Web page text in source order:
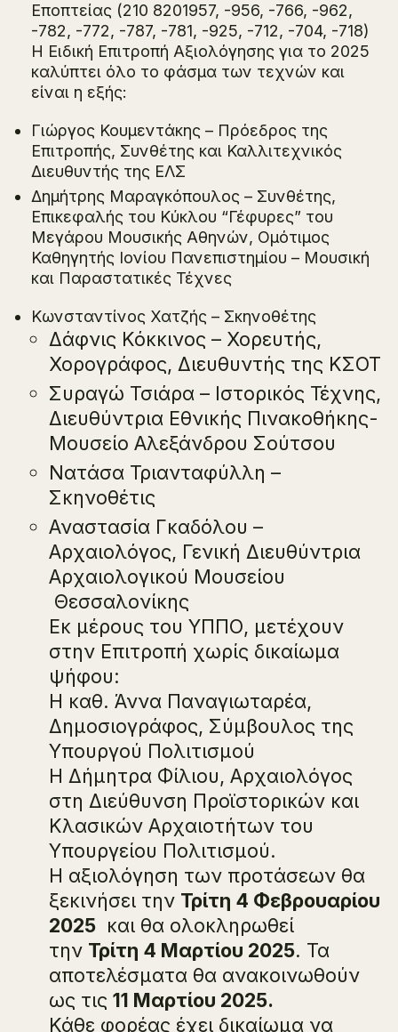
Εποπτείας (210 8201957, -956, -766, -962,
-782, -772, -787, -781, -925, -712, -704, -718)
Η Ειδική Επιτροπή Αξιολόγησης για το 2025
καλύπτει όλο το φάσμα των τεχνών και
είναι η εξής:
Γιώργος Κουμεντάκης – Πρόεδρος της
Επιτροπής, Συνθέτης και Καλλιτεχνικός
Διευθυντής της ΕΛΣ
Δημήτρης Μαραγκόπουλος – Συνθέτης,
Επικεφαλής του Κύκλου “Γέφυρες” του
Μεγάρου Μουσικής Αθηνών, Ομότιμος
Καθηγητής Ιονίου Πανεπιστημίου – Μουσική
και Παραστατικές Τέχνες
Κωνσταντίνος Χατζής – Σκηνοθέτης
Δάφνις Κόκκινος – Χορευτής,
Χορογράφος, Διευθυντής της ΚΣΟΤ
Συραγώ Τσιάρα – Ιστορικός Τέχνης,
Διευθύντρια Εθνικής Πινακοθήκης-
Μουσείο Αλεξάνδρου Σούτσου
Νατάσα Τριανταφύλλη –
Σκηνοθέτις
Αναστασία Γκαδόλου –
Αρχαιολόγος, Γενική Διευθύντρια
Αρχαιολογικού Μουσείου
Θεσσαλονίκης
Εκ μέρους του ΥΠΠΟ, μετέχουν
στην Επιτροπή χωρίς δικαίωμα
ψήφου:
Η καθ. Άννα Παναγιωταρέα,
Δημοσιογράφος, Σύμβουλος της
Υπουργού Πολιτισμού
Η Δήμητρα Φίλιου, Αρχαιολόγος
στη Διεύθυνση Προϊστορικών και
Κλασικών Αρχαιοτήτων του
Υπουργείου Πολιτισμού.
Η αξιολόγηση των προτάσεων θα
ξεκινήσει την Τρίτη 4 Φεβρουαρίου
2025 και θα ολοκληρωθεί
την Τρίτη 4 Μαρτίου 2025. Τα
αποτελέσματα θα ανακοινωθούν
ως τις 11 Μαρτίου 2025.
Κάθε φορέας έχει δικαίωμα να